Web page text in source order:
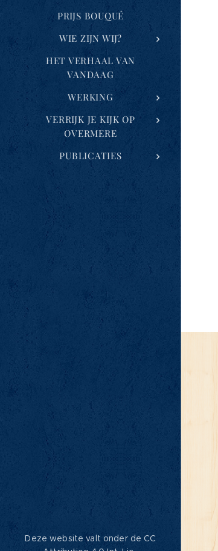
PRIJS BOUQUÉ
WIE ZIJN WIJ?
HET VERHAAL VAN
VANDAAG
WERKING
VERRIJK JE KIJK OP
OVERMERE
PUBLICATIES
Deze website valt onder de CC